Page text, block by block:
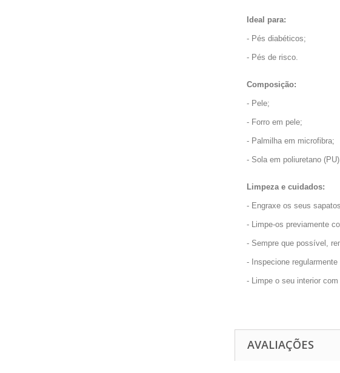
Ideal para:
- Pés diabéticos;
- Pés de risco.
Composição:
- Pele;
- Forro em pele;
- Palmilha em microfibra;
- Sola em poliuretano
Limpeza e cuidados:
- Engraxe os seus
- Limpe-os previamente
- Sempre que possível,
- Inspecione
- Limpe o seu interior
AVALIAÇÕES